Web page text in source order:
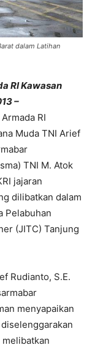
dalam Latihan
RI Kawasan
–
RI
Muda TNI Arief
TNI M. Atok
jajaran
dilibatkan dalam
Pelabuhan
(JITC) Tanjung
Rudianto, S.E.
menyapaikan